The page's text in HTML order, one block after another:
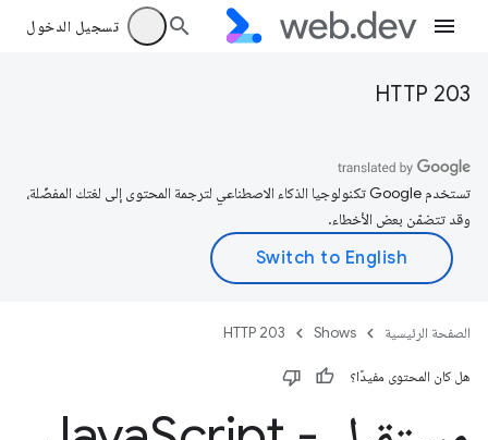
تسجيل الدخول
HTTP 203
تستخدم Google تكنولوجيا الذكاء الاصطناعي لترجمة المحتوى إلى لغتك المفضّلة،
وقد تتضمّن بعض الأخطاء.
الصفحة الرئيسية Shows
HTTP 203
هل كان المحتوى مفيدًا؟